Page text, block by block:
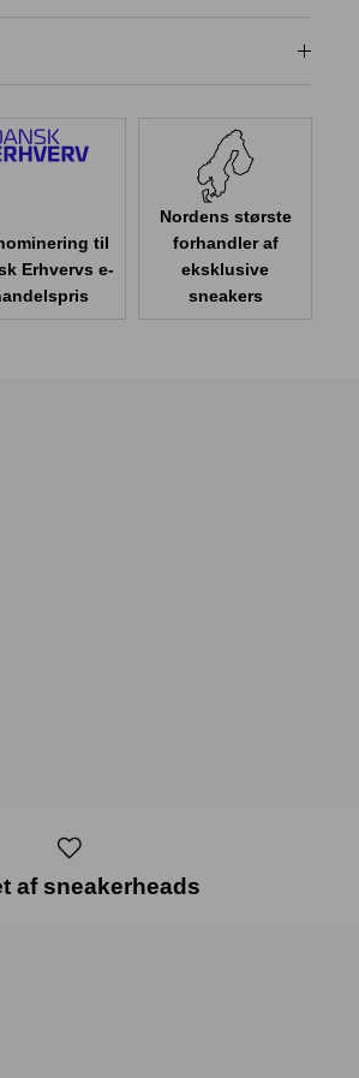
til
Erhvervs e-
Nordens største
forhandler af
eksklusive
sneakers
af sneakerheads